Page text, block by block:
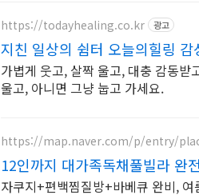
https://todayhealing.co.kr 광고
지친 일상의 쉼터 오늘의힐링
가볍게 웃고, 살짝 울고, 대충 감동받
울고, 아니면 그냥 눕고 가세요.
https://map.naver.com/p/entry/
12인까지 대가족독채풀빌라 완
자쿠지+편백찜질방+바베큐 완비,